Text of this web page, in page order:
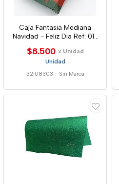
Caja Fantasia Mediana
Navidad - Feliz Dia Ref: 01-
$8.500 x Unidad
Unidad
32108303 - Sin Marca